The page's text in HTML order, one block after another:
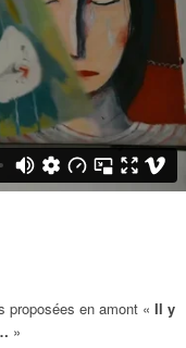
proposées en amont « Il y
»